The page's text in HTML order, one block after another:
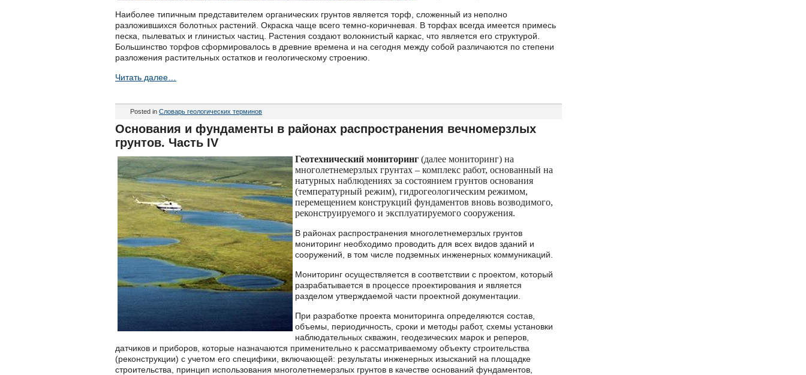
Наиболее типичным представителем органических грунтов яв­ляется торф, сложенный из неполно
разложившихся болотных растений. Окраска чаще всего темно-коричневая. В торфах всегда имеется примесь
песка, пылеватых и глинистых частиц. Растения создают волокнистый каркас, что является его структурой.
Боль­шинство торфов сформировалось в древние времена и на сегодня между собой различаются по степени
разложения растительных остатков и геологическому строению.
Читать далее…
Posted in Словарь геологических терминов
Основания и фундаменты в районах распространения вечномерзлых
грунтов. Часть IV
Геотехнический мониторинг (далее мониторинг) на
многолетнемерзлых грунтах – комплекс работ, основанный на
натурных наблюдениях за состоянием грунтов основания
(температурный режим), гидрогеологическим режимом,
перемещением конструкций фундаментов вновь возводимого,
реконструируемого и эксплуатируемого сооружения.
В районах распространения многолетнемерзлых грунтов
мониторинг необходимо проводить для всех видов зданий и
сооружений, в том числе подземных инженерных коммуникаций.
Мониторинг осуществляется в соответствии с проектом, который
разрабатывается в процессе проектирования и является
разделом утверждаемой части проектной документации.
При разработке проекта мониторинга определяются состав,
объемы, периодичность, сроки и методы работ, схемы установки
наблюдательных скважин, геодезических марок и реперов,
датчиков и приборов, которые назначаются применительно к рассматриваемому объекту строительства
(реконструкции) с учетом его специфики, включающей: результаты инженерных изысканий на площадке
строительства, принцип использования многолетнемерзлых грунтов в качестве оснований фундаментов,